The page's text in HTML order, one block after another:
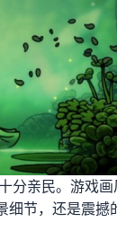
分亲民。游戏
节，还是震